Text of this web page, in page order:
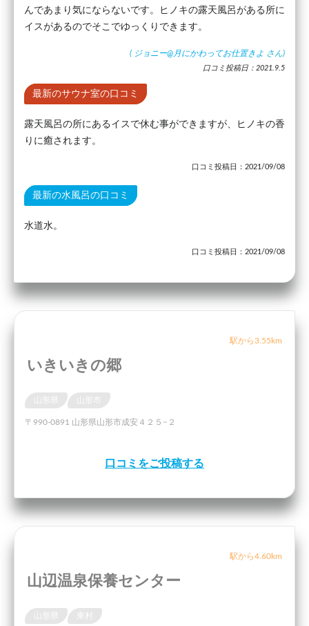
んであまり気にならないです。ヒノキの露天風呂がある所に
イスがあるのでそこでゆっくりできます。
( ジョニー@月にかわってお仕置きよ さん)
口コミ投稿日：2021.9.5
最新のサウナ室の口コミ
露天風呂の所にあるイスで休む事ができますが、ヒノキの香
りに癒されます。
口コミ投稿日：2021/09/08
最新の水風呂の口コミ
水道水。
口コミ投稿日：2021/09/08
駅から3.55km
いきいきの郷
〒990-0891 山形県山形市成安４２５−２
口コミをご投稿する
駅から4.60km
山辺温泉保養センター